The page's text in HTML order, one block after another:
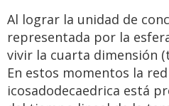
Al lograr la unidad de
representada por la
vivir la cuarta dimensión
En estos momentos la
icosadodecaedrica está